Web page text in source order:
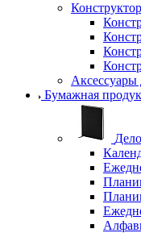
Аксессуары
Бумажная